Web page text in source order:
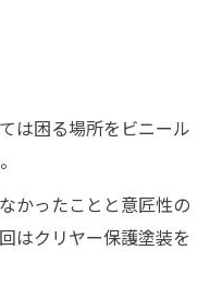
は困る場所をビニール
かったことと意匠性の
はクリヤー保護塗装を